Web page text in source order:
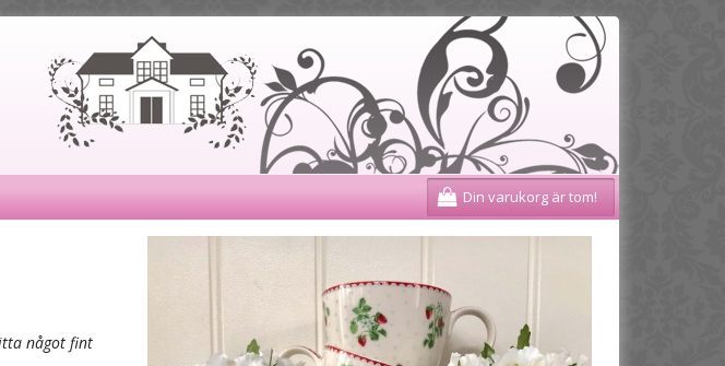
Din varukorg är tom!
något fint